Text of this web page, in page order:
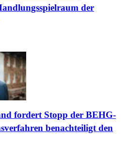
der
fordert Stopp der BEHG-
benachteiligt den